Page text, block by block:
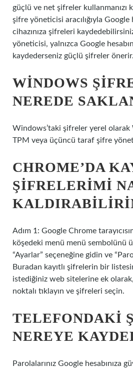
güçlü ve net şifreler kullanmanızı
şifre yöneticisi aracılığıyla Google
cihazınıza şifreleri
yöneticisi, yalnızca Google
kaydederseniz güçlü şifreler önerir.
WINDOWS
NEREDE
Windows’taki şifreler yerel
TPM veya üçüncü taraf şifre
CHROME’DA
ŞIFRELERIMI
Adım 1: Google Chrome
köşedeki menü menü sembolünü
“Ayarlar” seçeneğine gidin ve
Buradan kayıtlı şifrelerin bir
istediğiniz web sitelerine ek
noktalı tıklayın ve şifreleri seçin.
TELEFONDAKI
NEREYE
Parolalarınız Google hesabınıza